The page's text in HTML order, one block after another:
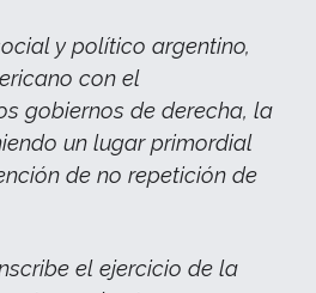
y político argentino,
con el
gobiernos de derecha, la
un lugar primordial
de no repetición de
el ejercicio de la